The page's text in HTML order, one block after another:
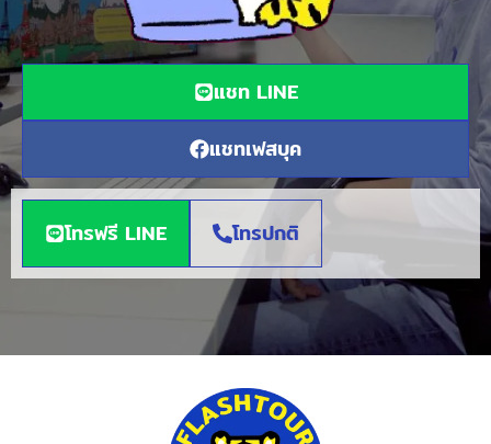
แชท LINE
แชทเฟสบุค
โทรฟรี LINE โทรปกติ